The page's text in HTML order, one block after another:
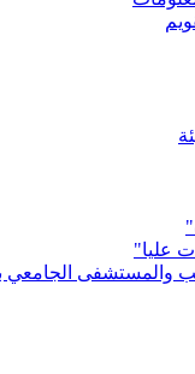
عليا"
والمستشفى الجامعي